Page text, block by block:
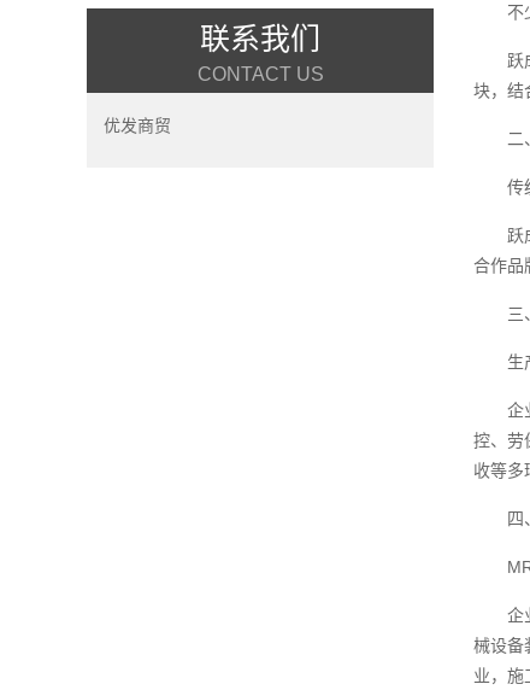
联系我们
CONTACT US
优发商贸
不
跃
块，结
二
传
跃
合作品
三
生
企
控、劳
收等多
四
企
械设备
业，施